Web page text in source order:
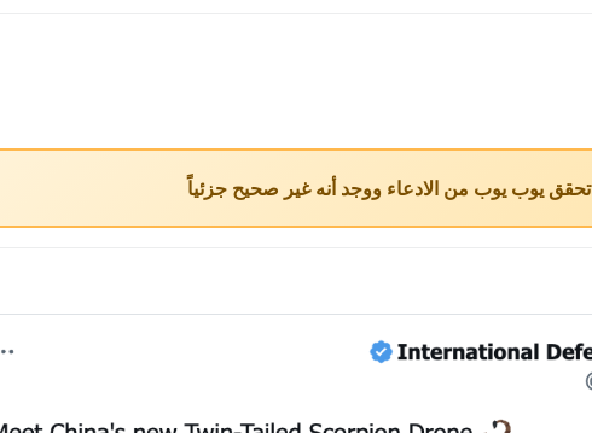
تحقق يوب يوب من الادعاء ووجد أنه غير صحيح جزئياً